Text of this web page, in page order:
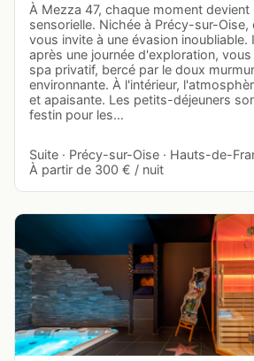
À Mezza 47, chaque moment devient
sensorielle. Nichée à Précy-sur-
vous invite à une évasion inoubliable.
après une journée d'exploration,
spa privatif, bercé par le doux
environnante. À l'intérieur,
et apaisante. Les petits-déjeuners
festin pour les…
Suite · Précy-sur-Oise · Hauts-de-
À partir de 300 € / nuit